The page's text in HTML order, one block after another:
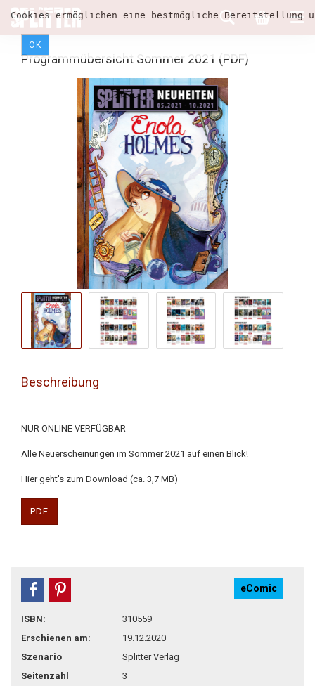
Cookies ermöglichen eine bestmögliche
OK
Programmübersicht Sommer 2021 (PDF)
Beschreibung
NUR ONLINE VERFÜGBAR
Alle Neuerscheinungen im Sommer 2021 auf einen Blick!
Hier geht's zum Download (ca. 3,7 MB)
PDF
eComic
teilen
ISBN:
310559
Erschienen am:
19.12.2020
Szenario
Splitter Verlag
Seitenzahl
3